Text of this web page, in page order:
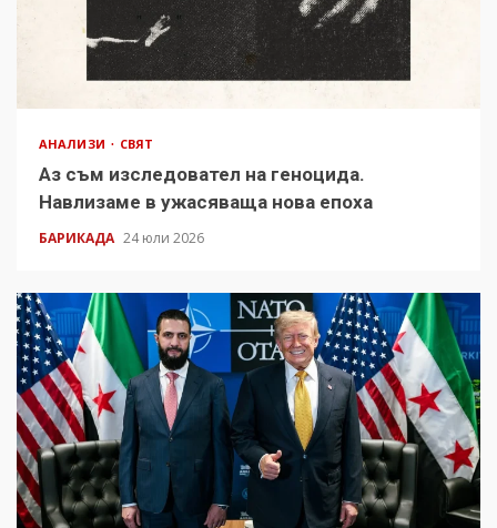
АНАЛИЗИ СВЯТ
Аз съм изследовател на геноцида.
Навлизаме в ужасяваща нова епоха
БАРИКАДА 24 юли 2026